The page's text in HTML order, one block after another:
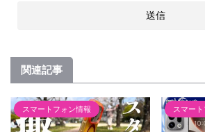
関連記事
スマートフォン情報 スマー